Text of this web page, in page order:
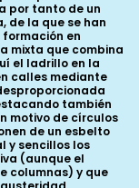
por tanto de un
de la que se han
formación en
mixta que combina
el ladrillo en la
calles mediante
también
motivo de círculos
de un esbelto
y sencillos los
(aunque el
columnas) y que